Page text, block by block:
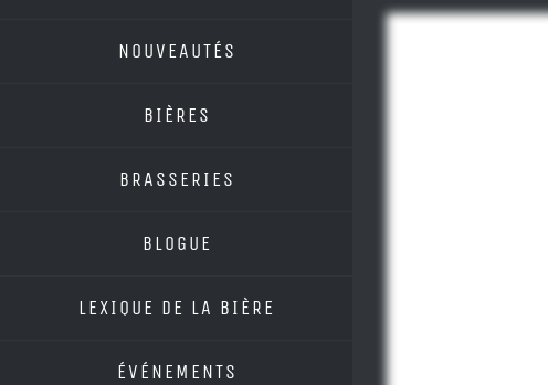
NOUVEAUTÉS
BIÈRES
BRASSERIES
BLOGUE
LEXIQUE DE LA BIÈRE
ÉVÉNEMENTS